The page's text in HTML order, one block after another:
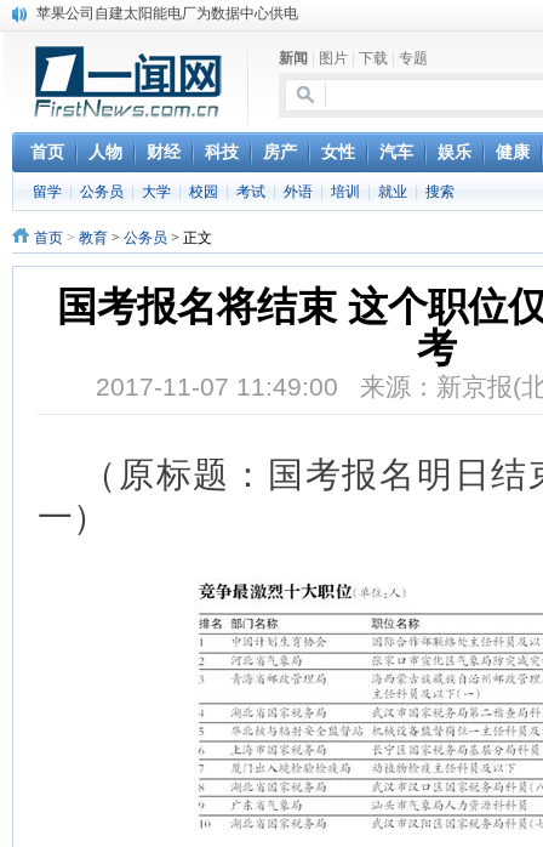
苹果公司自建太阳能电厂为数据中心供电
网络电商和传统出版商的角逐：亚马逊停止接受Hachette所有图书订单
英国小猫因长得像希特勒遭袭 被扔垃圾左眼致盲
《中二病也想谈恋爱》女主角特报预告公开
《魔法科高校的劣等生》Drama DVD化决定
电信运营商“血战”校园
消息称刘强东要求京东商城明年扭亏为盈
煤价"跳水"电企利润"蹦高" 电煤联动亟待完善
新闻 图片 下载 专题
首页 人物 财经 科技 房产 女性 汽车 娱乐 健康
留学 公务员 大学 校园 考试 外语 培训 就业 搜索
首页 > 教育 > 公务员 > 正文
国考报名将结束 这个职位
考
2017-11-07 11:49:00 来源：新京报(
（原标题：国考报名明日
一）